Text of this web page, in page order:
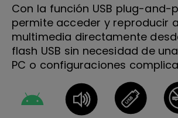
Con la función USB plug-and-
permite acceder y reproducir
multimedia directamente
flash USB sin necesidad de
PC o configuraciones